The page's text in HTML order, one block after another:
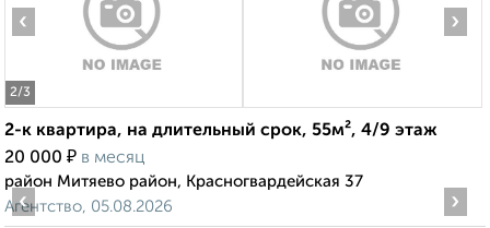
2/3
‹ ›
2-к квартира, на длительный срок, 55м², 4/9 этаж
20 000 ₽ в месяц
район Митяево район, Красногвардейская 37
Агентство, 05.08.2026
‹ ›